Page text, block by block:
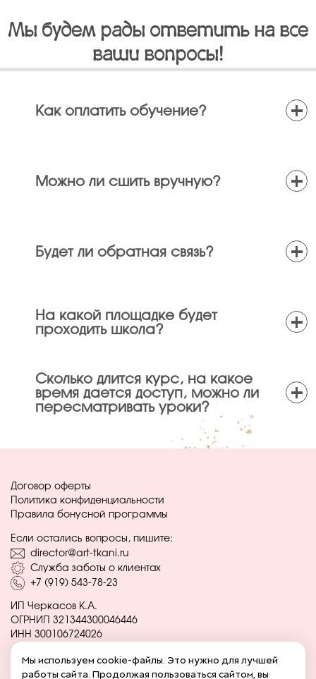
Мы будем рады ответить на все
ваши вопросы!
+
Как оплатить обучение?
+
Можно ли сшить вручную?
+
Будет ли обратная связь?
+
На какой площадке будет
проходить школа?
+
Сколько длится курс, на какое
время дается доступ, можно ли
пересматривать уроки?
Договор оферты
Политика конфиденциальности
Правила бонусной программы
Если остались вопросы, пишите:
director@art-tkani.ru
Служба заботы о клиентах
+7 (919) 543-78-23
ИП Черкасов К.А.
ОГРНИП 321344300046446
ИНН 300106724026
Социальные сети:
Вконтакте
Мы используем cookie-файлы. Это нужно для лучшей
работы сайта. Продолжая пользоваться сайтом, вы